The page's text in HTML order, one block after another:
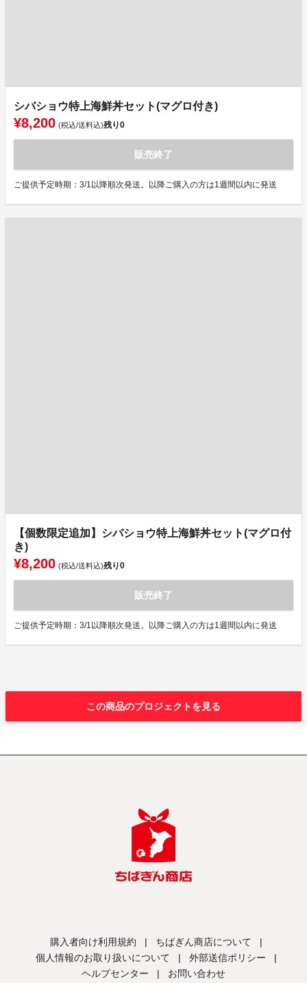
シバショウ特上海鮮丼セット(マグロ付き)
¥8,200 (税込/送料込)残り0
販売終了
ご提供予定時期：3/1以降順次発送。以降ご購入の方は1週間以内に発送
【個数限定追加】シバショウ特上海鮮丼セット(マグロ付
き)
¥8,200 (税込/送料込)残り0
販売終了
ご提供予定時期：3/1以降順次発送。以降ご購入の方は1週間以内に発送
この商品のプロジェクトを見る
購入者向け利用規約 | ちばぎん商店について
|
個人情報のお取り扱いについて
| 外部送信ポリシー
|
ヘルプセンター
| お問い合わせ